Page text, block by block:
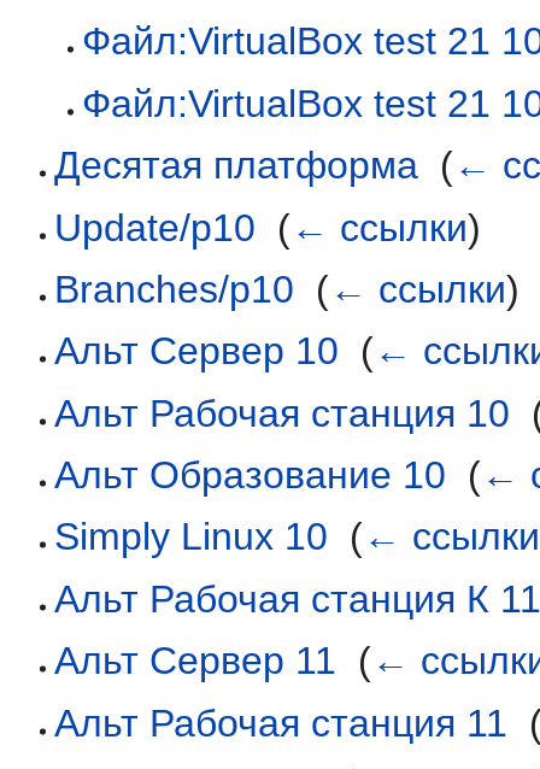
Файл:VirtualBox test 21
Файл:VirtualBox test 21
Десятая платформа (←
Update/p10 (← ссылки)
Branches/p10 (← ссылки)
Альт Сервер 10 (←
Альт Рабочая станция 10
Альт Образование 10 (←
Simply Linux 10 (← ссылки
Альт Рабочая станция К
Альт Сервер 11 (←
Альт Рабочая станция 11